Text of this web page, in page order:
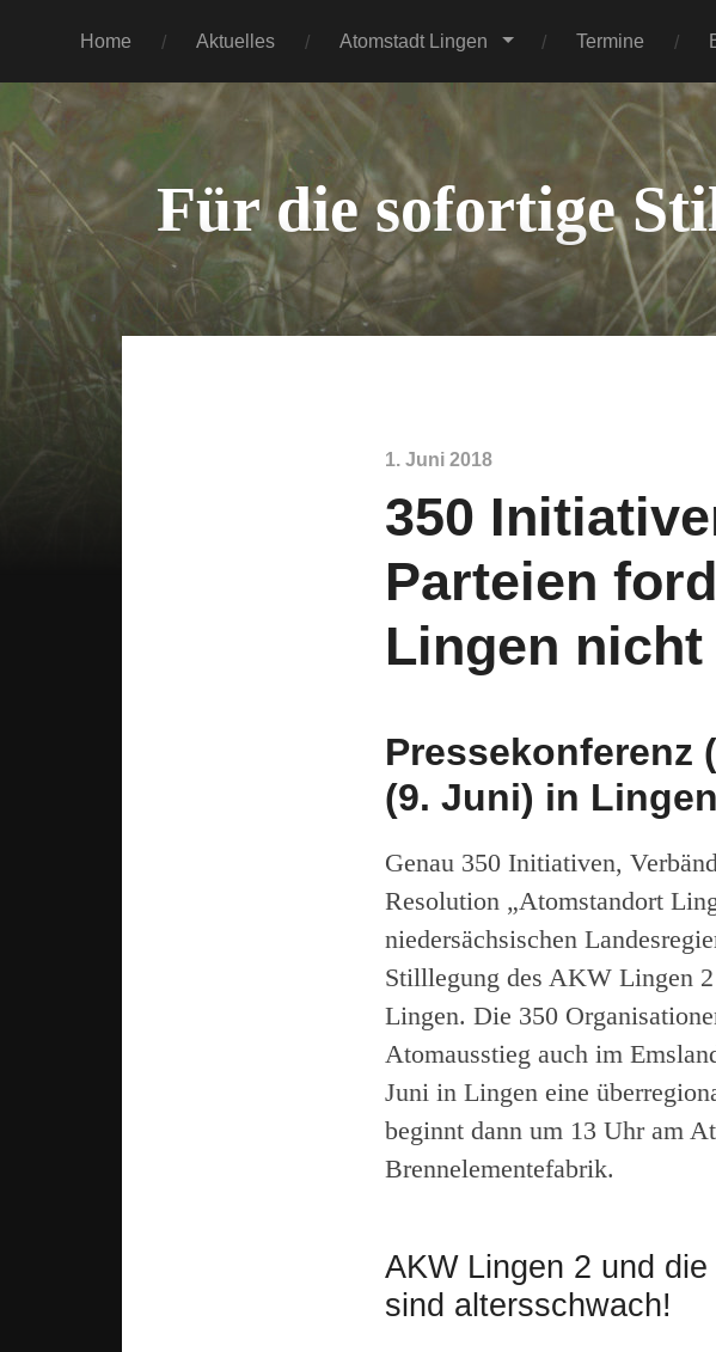
Home Aktuelles Atomstadt Lingen Termine
Für die sofortige
1. Juni 2018
350
Parteien
Lingen
Pressekonferenz
(9. Juni) in Lingen
Genau 350 Initiativen,
Resolution „Atomstandort
niedersächsischen
Stilllegung des AKW Lingen
Lingen. Die 350
Atomausstieg auch im
Juni in Lingen eine
beginnt dann um 13 Uhr am
Brennelementefabrik.
AKW Lingen 2 und
sind altersschwach!